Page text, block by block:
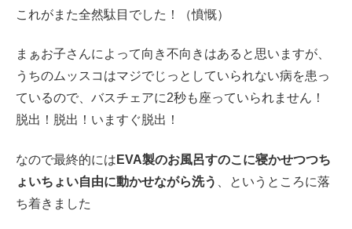
これがまた全然駄目でした！（憤慨）
まぁお子さんによって向き不向きはあると思いますが、
うちのムッスコはマジでじっとしていられない病を患っ
ているので、バスチェアに2秒も座っていられません！
脱出！脱出！いますぐ脱出！
なので最終的には EVA製のお風呂すのこに寝かせつつち
ょいちょい自由に動かせながら洗う
、というところに落
ち着きました